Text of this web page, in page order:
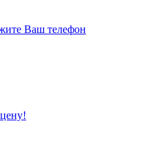
Ваш телефон